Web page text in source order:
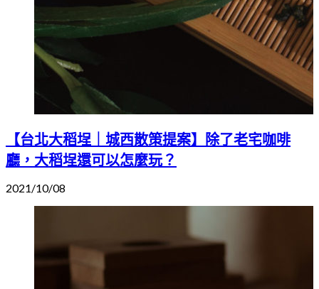
【台北大稻埕｜城西散策提案】除了老宅咖啡
廳，大稻埕還可以怎麼玩？
2021/10/08